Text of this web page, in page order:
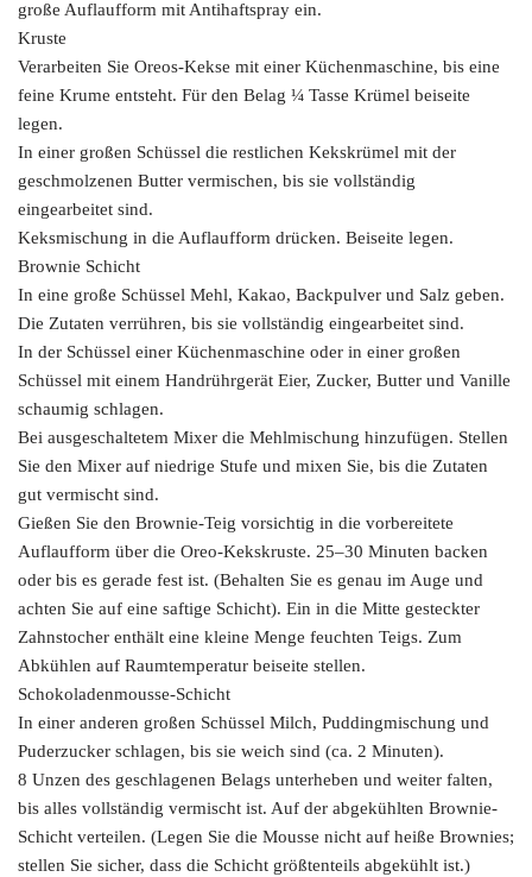
große Auflaufform mit Antihaftspray ein.
Kruste
Verarbeiten Sie Oreos-Kekse mit einer Küchenmaschine, bis eine
feine Krume entsteht. Für den Belag ¼ Tasse Krümel beiseite
legen.
In einer großen Schüssel die restlichen Kekskrümel mit der
geschmolzenen Butter vermischen, bis sie vollständig
eingearbeitet sind.
Keksmischung in die Auflaufform drücken. Beiseite legen.
Brownie Schicht
In eine große Schüssel Mehl, Kakao, Backpulver und Salz geben.
Die Zutaten verrühren, bis sie vollständig eingearbeitet sind.
In der Schüssel einer Küchenmaschine oder in einer großen
Schüssel mit einem Handrührgerät Eier, Zucker, Butter und Vanille
schaumig schlagen.
Bei ausgeschaltetem Mixer die Mehlmischung hinzufügen. Stellen
Sie den Mixer auf niedrige Stufe und mixen Sie, bis die Zutaten
gut vermischt sind.
Gießen Sie den Brownie-Teig vorsichtig in die vorbereitete
Auflaufform über die Oreo-Kekskruste. 25–30 Minuten backen
oder bis es gerade fest ist. (Behalten Sie es genau im Auge und
achten Sie auf eine saftige Schicht). Ein in die Mitte gesteckter
Zahnstocher enthält eine kleine Menge feuchten Teigs. Zum
Abkühlen auf Raumtemperatur beiseite stellen.
Schokoladenmousse-Schicht
In einer anderen großen Schüssel Milch, Puddingmischung und
Puderzucker schlagen, bis sie weich sind (ca. 2 Minuten).
8 Unzen des geschlagenen Belags unterheben und weiter falten,
bis alles vollständig vermischt ist. Auf der abgekühlten Brownie-
Schicht verteilen. (Legen Sie die Mousse nicht auf heiße Brownies;
stellen Sie sicher, dass die Schicht größtenteils abgekühlt ist.)